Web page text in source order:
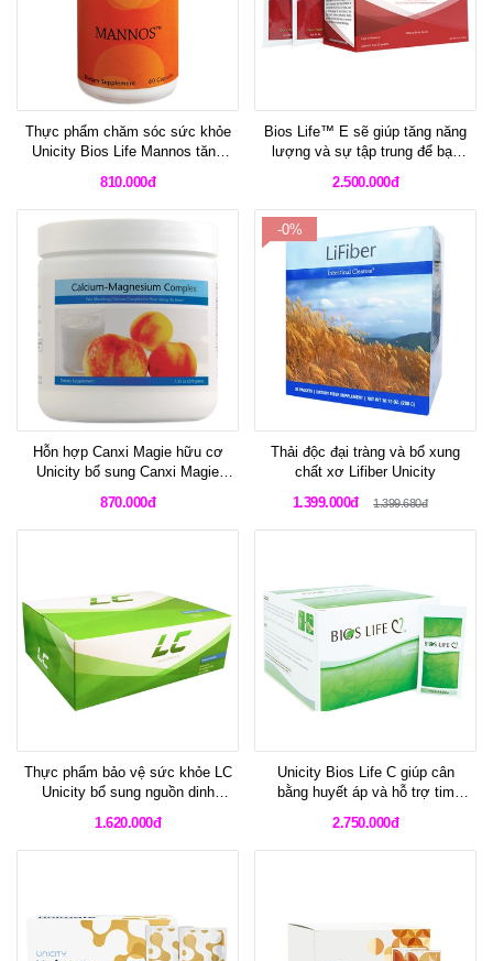
Thực phẩm chăm sóc sức khỏe
Unicity Bios Life Mannos tăng
kháng của cơ thế
810.000đ
Bios Life™ E sẽ giúp tăng năng
lượng và sự tập trung để bạn
2.500.000đ
Hỗn hợp Canxi Magie hữu cơ
Unicity bổ sung Canxi Magie
870.000đ
-0%
Thải độc đại tràng và bổ xung
chất xơ Lifiber Unicity
1.399.000đ
1.399.680đ
Thực phẩm bảo vệ sức khỏe LC
Unicity bổ sung nguồn dinh
khoáng chất cần thiết cho một
bữa ăn lành mạnh
1.620.000đ
Unicity Bios Life C giúp cân
bằng huyết áp và hỗ trợ tim
2.750.000đ